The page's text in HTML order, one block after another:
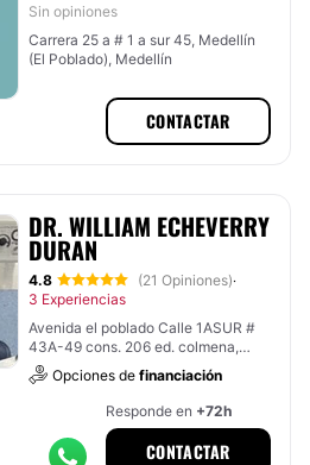
Sin opiniones
Carrera 25 a # 1 a sur 45, Medellín
(El Poblado), Medellín
CONTACTAR
DR. WILLIAM ECHEVERRY
DURAN
4.8 (21 Opiniones)·
3 Experiencias
Avenida el poblado Calle 1ASUR #
43A-49 cons. 206 ed. colmena,
Medellín (El Poblado)
Opciones de financiación
Responde en +72h
CONTACTAR